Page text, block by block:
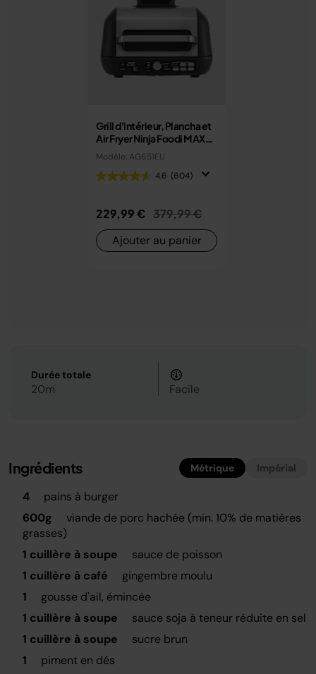
Grill d'intérieur, Plancha et
Air Fryer Ninja Foodi MAX
PRO 7,6 L AG651EU
Modèle: AG651EU
4.6 (604)
229,99 € Prix réduit de
379,99 €au
Ajouter au panier
Durée totale
20m Facile
Ingrédients Métrique Impérial
4
pains à burger
600g
viande de porc hachée (min. 10% de matières
grasses)
1 cuillère à soupe
sauce de poisson
1 cuillère à café
gingembre moulu
1
gousse d'ail, émincée
1 cuillère à soupe
sauce soja à teneur réduite en sel
1 cuillère à soupe
sucre brun
1
piment en dés